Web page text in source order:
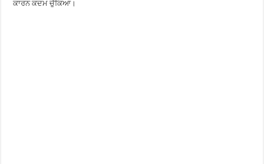
ਕਾਰਨ ਕਦਮ ਚੁੱਕਿਆ।